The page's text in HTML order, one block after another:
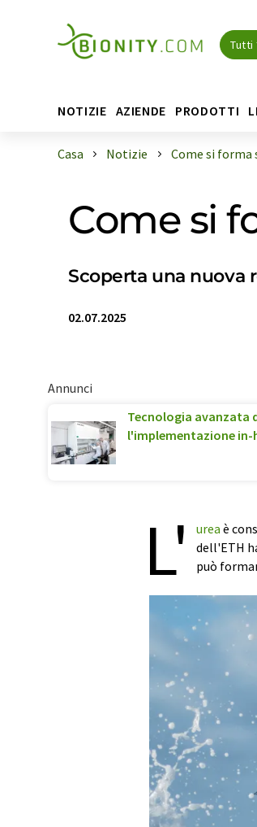
Tutti
NOTIZIE AZIENDE PRODOTTI
Casa Notizie Come si
Come si
Scoperta una nuova
02.07.2025
Annunci
Tecnologia avanzata
l'implementazione in-
L' urea è
dell'ETH
può